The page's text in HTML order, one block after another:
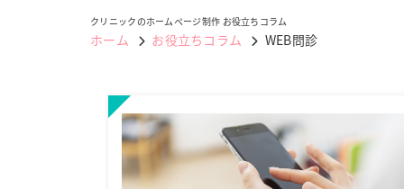
クリニックのホームページ制作 お役立ちコラム
ホーム お役立ちコラム WEB問診